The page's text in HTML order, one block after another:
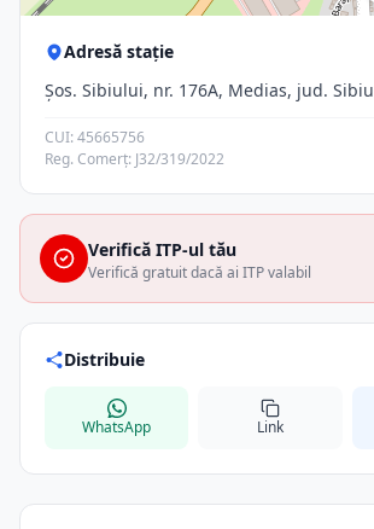
Adresă stație
Şos. Sibiului, nr. 176A, Medias, jud. Sibiu
CUI: 45665756
Reg. Comerț: J32/319/2022
Verifică ITP-ul tău
Verifică gratuit dacă ai ITP valabil
Distribuie
WhatsApp Link